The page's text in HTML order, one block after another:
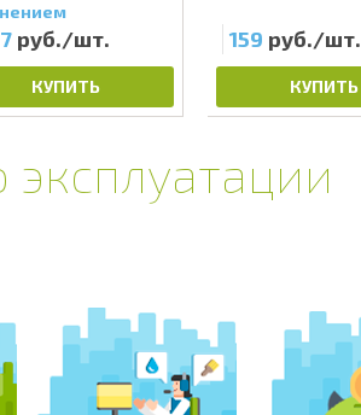
руб./шт.
КУПИТЬ
159 руб./шт.
КУПИТЬ
эксплуатации